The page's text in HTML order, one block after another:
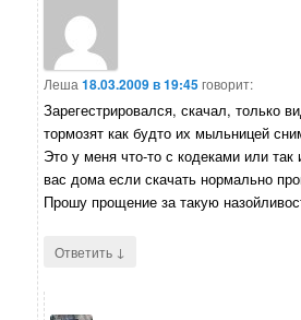
Леша 18.03.2009 в 19:45говорит:
Зарегестрировался, скачал, только
тормозят как будто их мыльницей
Это у меня что-то с кодеками или
вас дома если скачать нормально
Прошу прощение за такую
Ответить ↓